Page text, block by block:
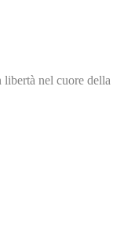
libertà nel cuore della